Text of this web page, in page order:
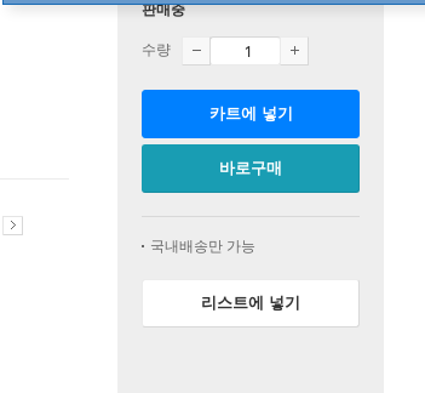
판매중
수량
카트에 넣기
바로구매
국내배송만 가능
리스트에 넣기